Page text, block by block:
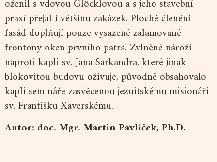
oženil s vdovou Glöcklovou a s jeho stavební
praxí přejal i většinu zakázek. Ploché členění
fasád doplňují pouze vysazené zalamované
frontony oken prvního patra. Zvlněné nároží
naproti kapli sv. Jana Sarkandra, které jinak
blokovitou budovu oživuje, původně obsahovalo
kapli semináře zasvěcenou jezuitskému misionáři
sv. Františku Xaverskému.
Autor: doc. Mgr. Martin Pavlíček, Ph.D.